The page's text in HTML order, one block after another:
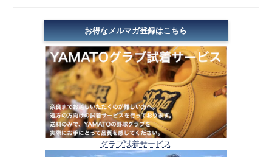
お得なメルマガ登録はこちら
グラブ試着サービス